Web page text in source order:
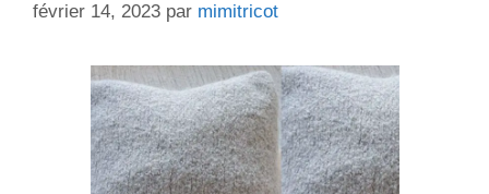
février 14, 2023 par mimitricot